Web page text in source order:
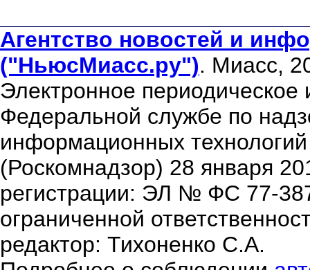
Агентство новостей и
("НьюсМиасс.ру"). Миасс,
Электронное периодическое
Федеральной службе по
информационных
(Роскомнадзор) 28 января
регистрации: ЭЛ № ФС 77-
ограниченной
редактор: Тихоненко С.А.